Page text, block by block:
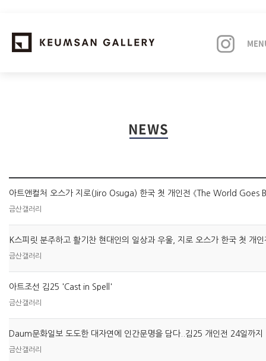
NEWS
NEWS
금산갤러리
금산갤러리
아트조선 김25 'Cast in Spell'
금산갤러리
Daum문화일보 도도한 대자연에 인간문명을 담다..김25 개인전 24일까지
금산갤러리